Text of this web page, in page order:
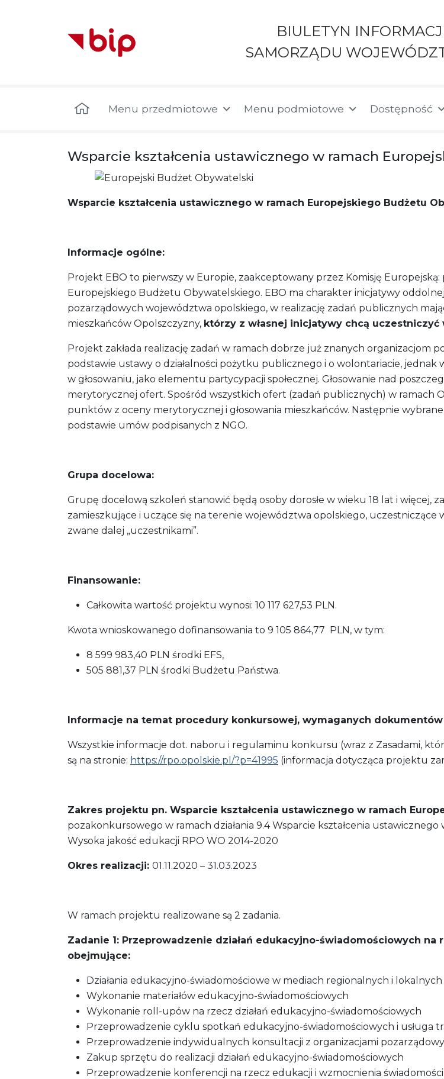
BIULETYN
SAMORZĄDU
Menu przedmiotowe Menu podmiotowe Dostępność
Wsparcie kształcenia ustawicznego w ramach
Wsparcie kształcenia ustawicznego w ramach Europejskiego Budżetu
Informacje ogólne:
Projekt EBO to pierwszy w Europie, zaakceptowany przez Komisję
Europejskiego Budżetu Obywatelskiego. EBO ma charakter inicjatywy
pozarządowych województwa opolskiego, w realizację zadań publicznych
mieszkańców Opolszczyzny, którzy z własnej inicjatywy chcą uczestniczyć
Projekt zakłada realizację zadań w ramach dobrze już znanych organizacjom
podstawie ustawy o działalności pożytku publicznego i o wolontariacie, jednak
w głosowaniu, jako elementu partycypacji społecznej. Głosowanie nad
merytorycznej ofert. Spośród wszystkich ofert (zadań publicznych) w ramach
punktów z oceny merytorycznej i głosowania mieszkańców. Następnie
podstawie umów podpisanych z NGO.
Grupa docelowa:
Grupę docelową szkoleń stanowić będą osoby dorosłe w wieku 18 lat i więcej,
zamieszkujące i uczące się na terenie województwa opolskiego,
zwane dalej „uczestnikami”.
Finansowanie:
Całkowita wartość projektu wynosi: 10 117 627,53 PLN.
Kwota wnioskowanego dofinansowania to 9 105 864,77 PLN, w tym:
8 599 983,40 PLN środki EFS,
505 881,37 PLN środki Budżetu Państwa.
Informacje na temat procedury konkursowej, wymaganych
Wszystkie informacje dot. naboru i regulaminu konkursu (wraz z Zasadami,
są na stronie: https://rpo.opolskie.pl/?p=41995 (informacja dotycząca projektu
Zakres projektu pn. Wsparcie kształcenia ustawicznego w ramach
pozakonkursowego w ramach działania 9.4 Wsparcie kształcenia
Wysoka jakość edukacji RPO WO 2014-2020
Okres realizacji: 01.11.2020 – 31.03.2023
W ramach projektu realizowane są 2 zadania.
Zadanie 1: Przeprowadzenie działań edukacyjno-świadomościowych na
obejmujące:
Działania edukacyjno-świadomościowe w mediach regionalnych i lokalnych
Wykonanie materiałów edukacyjno-świadomościowych
Wykonanie roll-upów na rzecz działań edukacyjno-świadomościowych
Przeprowadzenie cyklu spotkań edukacyjno-świadomościowych i usługa
Przeprowadzenie indywidualnych konsultacji z organizacjami
Zakup sprzętu do realizacji działań edukacyjno-świadomościowych
Przeprowadzenie konferencji na rzecz edukacji i wzmocnienia